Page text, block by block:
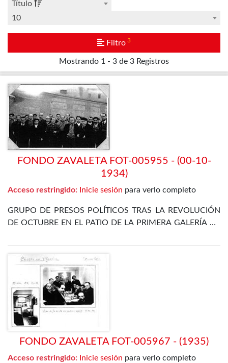
Mostrando 1 - 3 de 3 Registros
Título
10
Filtro 3
FONDO ZAVALETA FOT-005955 - (00-10-
1934)
Acceso restringido: Inicie sesión para verlo completo
GRUPO DE PRESOS POLÍTICOS TRAS LA REVOLUCIÓN
DE OCTUBRE EN EL PATIO DE LA PRIMERA GALERÍA DE
ENCUENTRA EL PROPIO ZAVALETA, ENRIQUE DE
FRANCISCO, JOSÉ GÓMEZ OSORIO, PETREL Y JOSÉ
DÍAZ ALOR
FONDO ZAVALETA FOT-005967 - (1935)
Acceso restringido: Inicie sesión para verlo completo